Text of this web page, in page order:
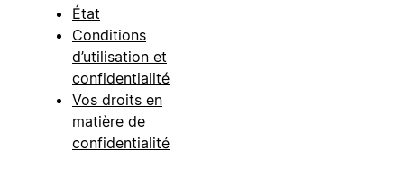
État
Conditions
d’utilisation et
confidentialité
Vos droits en
matière de
confidentialité